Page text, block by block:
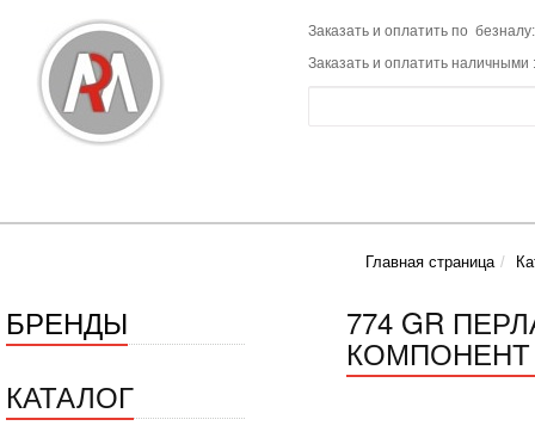
Заказать и оплатить по
Заказать и оплатить наличными
Главная страница
БРЕНДЫ
КАТАЛОГ
774 GR
КОМПОНЕНТ